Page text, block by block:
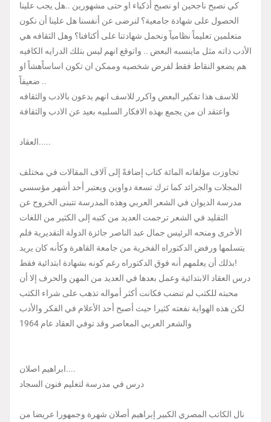
كي نصبح ناجحين او نصبح أذكياء او حتى مشهورين ..هل يجب علينا
الحصول على شهادة جامعية؟ لنرضى عن أنفسنا هل علينا أن نكون
متعلمين تعليماً نظامياً ونحمل شهادتنا على أكتافنا؟ وهل الثقافه هي
الأدب ذاته مثل ماينسبه البعض .. واتوقع انهم ليس بتلك الدرايه الكافيه
هم يضعو النقاط فقط لفرض شخصيه وممكن ان تكون اساساًهشاً او
ضعيفاً ..
للاسف هذا تفكير البعض واكرر للاسف انهم يدعون بالادب والثقافه
واعتقد ان من يجمع بهذه الافكار السلبيه بعيد عن الادب والثقافة
العقاد.....
تجاوزت مؤلفاته المائة كتاب إضافةً إلى آلاف المقالات في مختلف
المجلات والجرائد كما ترك تسعة دواوين ويعتبر أحد أشهر مؤسسي
مدرسة الديوان في الشعر العربي وهذه المدرسة تتبنى الخروج عن
التقليد في الشعر ترجمت العديد من كتبه إلى الكثير من اللغات
الأخرى ومنحه الرئيس جمال عبد الناصر جائزة الدولة التقديرية فلم
يتسلمها ورفض الدكتوراه الفخرية من جامعة القاهرة وكأنه كان يريد
بذلك أن يعلمهم أنه فوق الدكتوراه رغم كونه بشهادة ابتدائية فقط!
درس العقاد الابتدائية وعمل بعدها في العديد من المهن والحرف إلا أن
محبته للكتب لم تنضب فكانت أكثر أمواله تذهب على شراء الكتب
لكن هذه الهواية نفعته كثيرا حيث أصبح أحد الأعلام في الفكر والأدب
والشعر العربي المعاصر وقد توفي العقاد عام 1964
ابراهيم اصلان....
درس في مدرسة لتعليم فنون السجاد
نال الكاتب المصري الكبير إبراهيم أصلان شهرة وجمهورا عريضا من